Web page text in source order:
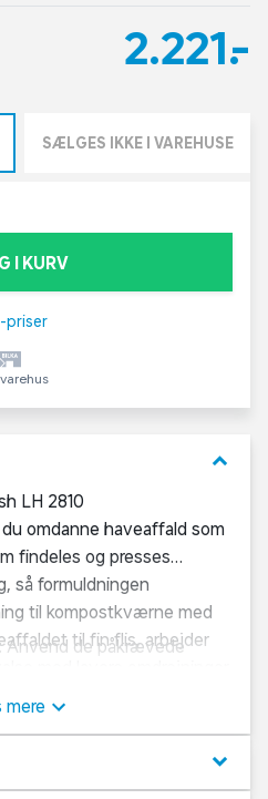
2.221,-
SÆLGES IKKE I VAREHUSE
I KURV
priser
keyboard_arrow_down
LH 2810
omdanne haveaffald som
findeles og presses
så formuldningen
til kompostkværne med
til fin flis, arbejder
er langt mere
Anvend de påkrævede
keyboard_arrow_down